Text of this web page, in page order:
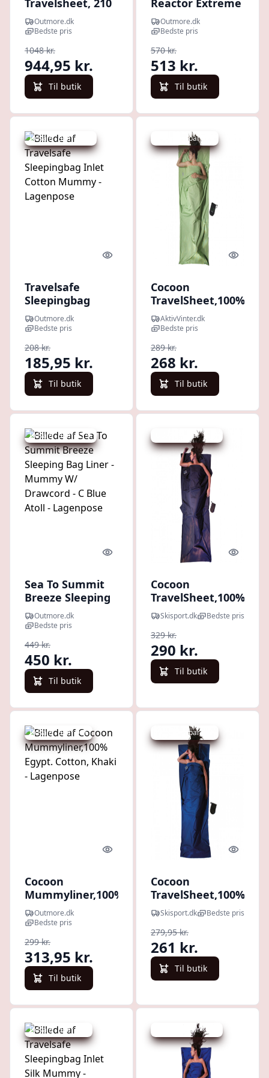
Travelsheet, 210
X 86cm,vine -
Lagenpose
Outmore.dk
Bedste pris
1048 kr.
944,95 kr.
Til butik
Reactor Extreme
Sleeping Bag
Liner - Mummy
Spicy Orange -
Lagenpose
Outmore.dk
Bedste pris
570 kr.
513 kr.
Til butik
Udsalg - spar 11 %
Quick look
Travelsafe
Sleepingbag
Inlet Cotton
Mummy -
Outmore.dk
Bedste pris
208 kr.
185,95 kr.
Til butik
Udsalg - spar 7 %
Quick
Cocoon
TravelSheet,100%
Organic Cotton,
Sovepose, forest
AktivVinter.dk
Bedste pris
289 kr.
268 kr.
Til butik
Udsalg - spar 35 %
Quick look
Sea To Summit
Breeze Sleeping
Bag Liner -
Mummy W/
Blue Atoll -
Lagenpose
Outmore.dk
Bedste pris
449 kr.
450 kr.
Til butik
Udsalg - spar 11 %
Quick
Cocoon
TravelSheet,100%
Egypt. Cotton,
tuareg
Skisport.dk Bedste pris
329 kr.
290 kr.
Til butik
Udsalg - spar 9 %
Quick look
Cocoon
Mummyliner,100%
Egypt. Cotton,
Khaki - Lagenpose
Outmore.dk
Bedste pris
299 kr.
313,95 kr.
Til butik
Udsalg - spar 6 %
Quick
Cocoon
TravelSheet,100%
Cotton,
Sovepose,
ultramarine blue
Skisport.dk Bedste pris
279,95 kr.
261 kr.
Til butik
Udsalg - spar 8 % Udsalg - spar 11 %